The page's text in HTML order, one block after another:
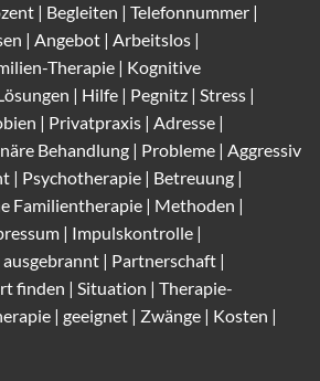
| Begleiten | Telefonnummer |
| Angebot | Arbeitslos |
Therapie | Kognitive
| Hilfe | Pegnitz | Stress |
| Privatpraxis | Adresse |
Behandlung | Probleme | Aggressiv
| Psychotherapie | Betreuung |
Familientherapie | Methoden |
| Impulskontrolle |
| Partnerschaft |
finden | Situation | Therapie-
| geeignet | Zwänge | Kosten |